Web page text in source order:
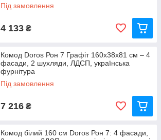
Під замовлення
4 133 ₴
Комод Doros Рон 7 Графіт 160х38х81 см – 4
фасади, 2 шухляди, ЛДСП, українська
фурнітура
Під замовлення
7 216 ₴
Комод білий 160 см Doros Рон 7: 4 фасади,